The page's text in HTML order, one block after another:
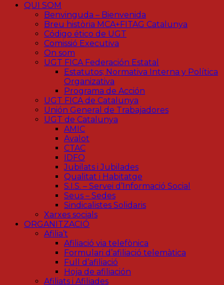
QUI SOM
Benvinguda – Bienvenida
Breu història MCA+FITAG Catalunya
Código ético de UGT
Comissió Executiva
On som
UGT FICA Federación Estatal
Estatutos; Normativa Interna y Política
Organizativa
Programa de Acción
UGT FICA de Catalunya
Unión General de Trabajadores
UGT de Catalunya
AMIC
Avalot
CTAC
IDFO
Jubilats i Jubilades
Qualitat i Habitatge
S.I.S. – Servei d’Informació Social
Seus – Sedes
Sindicalistes Solidaris
Xarxes socials
ORGANITZACIÓ
Afilia’t
Afiliació via telefònica
Formulari d’afiliació telemàtica
Full d’afiliació
Hoja de afiliación
Afiliats i Afiliades